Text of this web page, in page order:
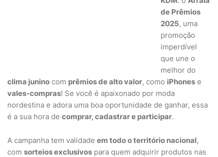
de Prêmios
2025, uma
promoção
imperdível
que une o
melhor do
clima junino com prêmios de alto valor, como iPhones e
vales-compras! Se você é apaixonado por moda
nordestina e adora uma boa oportunidade de ganhar, essa
é a sua hora de comprar, cadastrar e participar.
A campanha tem validade em todo o território nacional,
com sorteios exclusivos para quem adquirir produtos nas